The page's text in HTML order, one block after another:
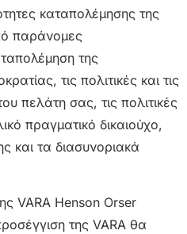
καταπολέμησης της
παράνομες
της
τις πολιτικές και τις
πελάτη σας, τις πολιτικές
πραγματικό δικαιούχο,
και τα διασυνοριακά
VARA Henson Orser
της VARA θα